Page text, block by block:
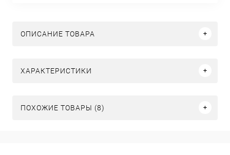
ОПИСАНИЕ ТОВАРА
ХАРАКТЕРИСТИКИ
ПОХОЖИЕ ТОВАРЫ (8)